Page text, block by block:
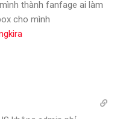
thành fanfage ai làm
cho mình